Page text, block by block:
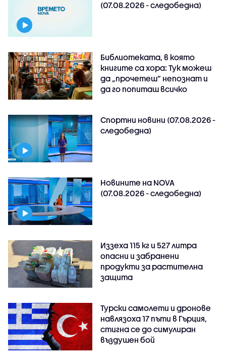
(07.08.2026 - следобедна)
Библиотеката, в която
книгите са хора: Тук можеш
да „прочетеш“ непознат и
да го попиташ всичко
Спортни новини (07.08.2026 -
следобедна)
Новините на NOVA
(07.08.2026 - следобедна)
Иззеха 115 кг и 527 литра
опасни и забранени
продукти за растителна
защита
Турски самолети и дронове
навлязоха 17 пъти в Гърция,
стигна се до симулиран
въздушен бой